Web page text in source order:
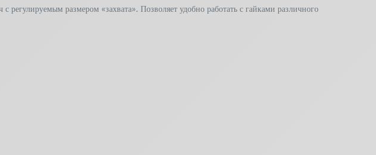
размером «захвата». Позволяет удобно работать с гайками различного